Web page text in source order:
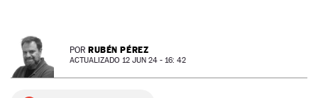
PREMIOS
SERVICIOS
POR RUBÉN PÉREZ
ACTUALIZADO 12 JUN 24 - 16: 42